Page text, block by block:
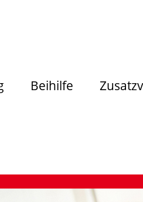
Beihilfe